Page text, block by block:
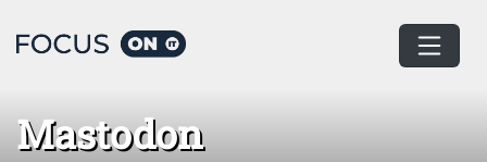
Home Mastodon
Mastodon